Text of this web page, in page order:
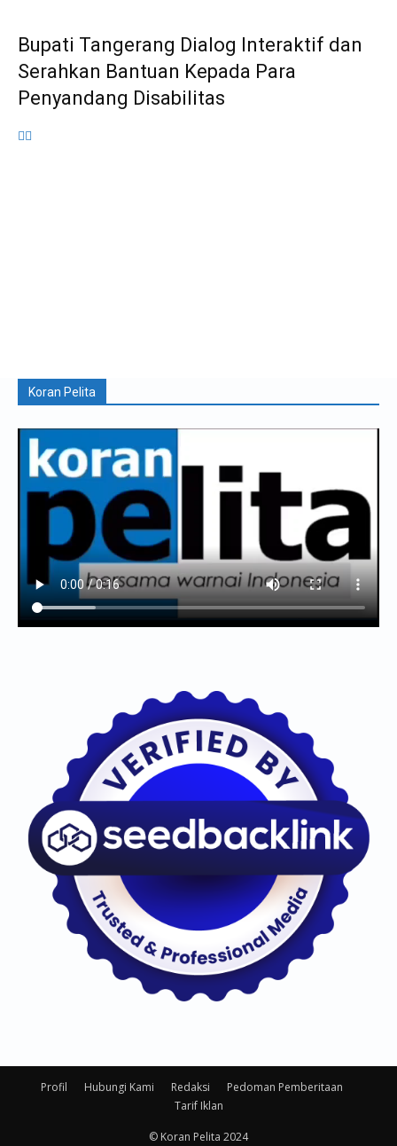
Bupati Tangerang Dialog Interaktif dan
Serahkan Bantuan Kepada Para
Penyandang Disabilitas
Koran Pelita
Profil Hubungi Kami Redaksi
Pedoman Pemberitaan
Tarif Iklan
© Koran Pelita 2024